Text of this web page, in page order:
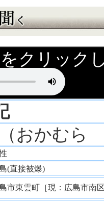
クリック
（おかむ
(直接被爆)
市東雲町［現：広島市